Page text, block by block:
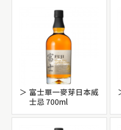
富士單一麥芽日本威
士忌 700ml